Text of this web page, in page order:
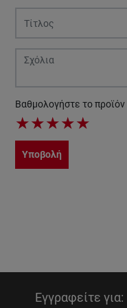
Βαθμολογήστε το προϊόν
★★★★★
Υποβολή
Εγγραφείτε για: